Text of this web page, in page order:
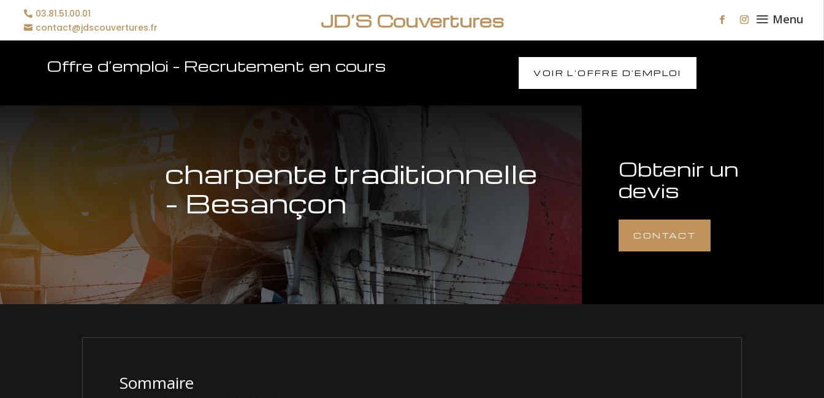
03.81.51.00.01
contact@jdscouvertures.fr
JD’S Couvertures a Menu
Offre d’emploi – Recrutement en cours VOIR L'OFFRE D'EMPLOI
charpente traditionnelle
– Besançon
Obtenir un
devis
CONTACT
Sommaire